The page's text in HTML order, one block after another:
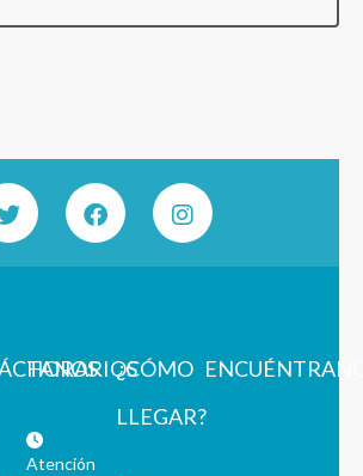
HORARIOS
Atención
¿CÓMO
LLEGAR?